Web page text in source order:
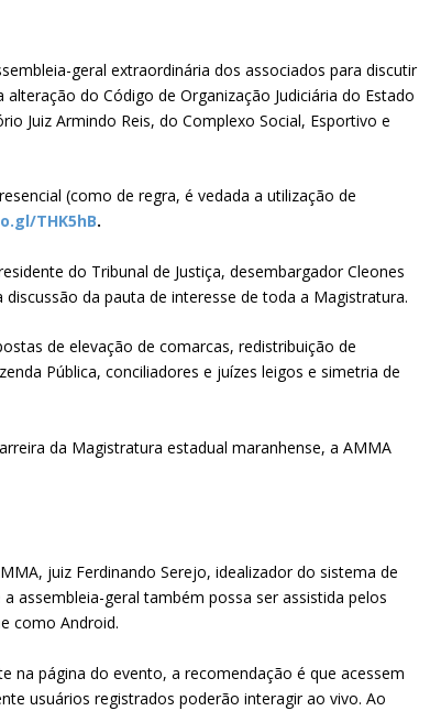
geral extraordinária dos associados para discutir
do Código de Organização Judiciária do Estado
Juiz Armindo Reis, do Complexo Social, Esportivo e
(como de regra, é vedada a utilização de
THK5hB.
do Tribunal de Justiça, desembargador Cleones
da pauta de interesse de toda a Magistratura.
de elevação de comarcas, redistribuição de
Pública, conciliadores e juízes leigos e simetria de
da Magistratura estadual maranhense, a AMMA
juiz Ferdinando Serejo, idealizador do sistema de
assembleia-geral também possa ser assistida pelos
como Android.
na página do evento, a recomendação é que acessem
usuários registrados poderão interagir ao vivo. Ao